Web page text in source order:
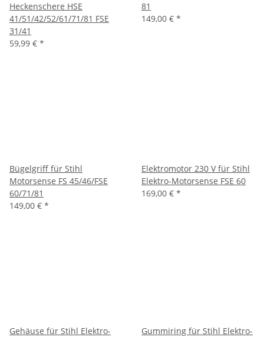
Heckenschere HSE
41/51/42/52/61/71/81 FSE
31/41
59,99 € *
81
149,00 € *
Bügelgriff für Stihl
Motorsense FS 45/46/FSE
60/71/81
149,00 € *
Elektromotor 230 V für Stihl
Elektro-Motorsense FSE 60
169,00 € *
Gehäuse für Stihl Elektro-
Gummiring für Stihl Elektro-